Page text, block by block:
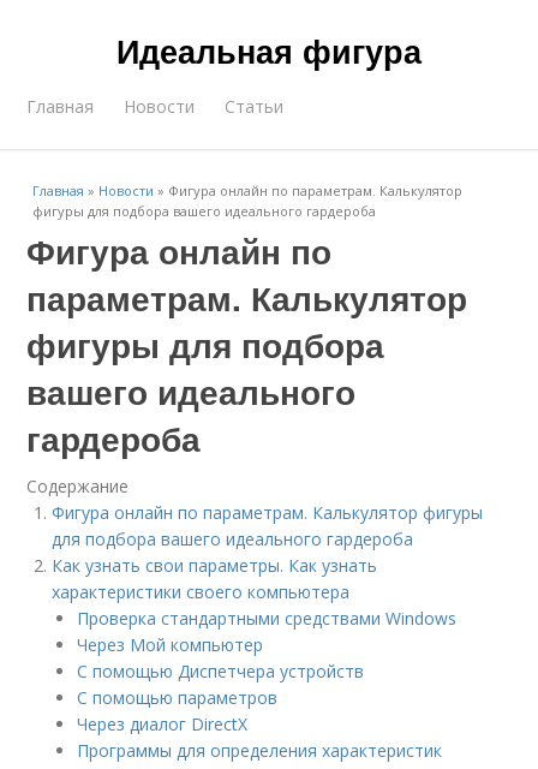
Идеальная фигура
Главная Новости Статьи
Главная » Новости » Фигура онлайн по параметрам. Калькулятор
фигуры для подбора вашего идеального гардероба
Фигура онлайн по
параметрам. Калькулятор
фигуры для подбора
вашего идеального
гардероба
Содержание
Фигура онлайн по параметрам. Калькулятор фигуры
для подбора вашего идеального гардероба
Как узнать свои параметры. Как узнать
характеристики своего компьютера
Проверка стандартными средствами Windows
Через Мой компьютер
С помощью Диспетчера устройств
С помощью параметров
Через диалог DirectX
Программы для определения характеристик